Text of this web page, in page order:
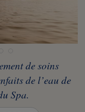
de soins
de l’eau de
Spa.